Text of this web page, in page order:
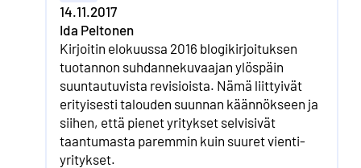
14.11.2017
Ida Peltonen
Kirjoitin elokuussa 2016 blogikirjoituksen
tuotannon suhdannekuvaajan ylöspäin
suuntautuvista revisioista. Nämä liittyivät
erityisesti talouden suunnan käännökseen ja
siihen, että pienet yritykset selvisivät
taantumasta paremmin kuin suuret vienti­
yritykset.